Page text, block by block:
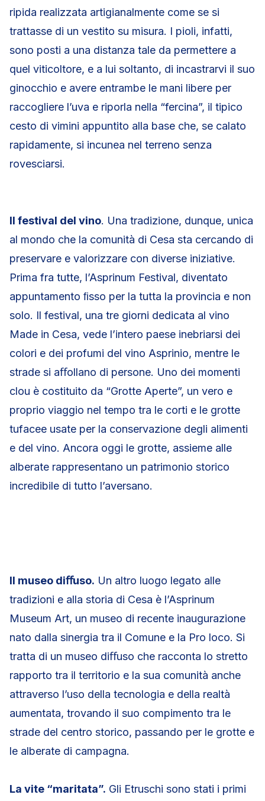
ripida realizzata artigianalmente come se si
trattasse di un vestito su misura. I pioli, infatti,
sono posti a una distanza tale da permettere a
quel viticoltore, e a lui soltanto, di incastrarvi il suo
ginocchio e avere entrambe le mani libere per
raccogliere l’uva e riporla nella “fercina”, il tipico
cesto di vimini appuntito alla base che, se calato
rapidamente, si incunea nel terreno senza
rovesciarsi.
Il festival del vino. Una tradizione, dunque, unica
al mondo che la comunità di Cesa sta cercando di
preservare e valorizzare con diverse iniziative.
Prima fra tutte, l’Asprinum Festival, diventato
appuntamento ﬁsso per la tutta la provincia e non
solo. Il festival, una tre giorni dedicata al vino
Made in Cesa, vede l’intero paese inebriarsi dei
colori e dei profumi del vino Asprinio, mentre le
strade si aﬀollano di persone. Uno dei momenti
clou è costituito da “Grotte Aperte”, un vero e
proprio viaggio nel tempo tra le corti e le grotte
tufacee usate per la conservazione degli alimenti
e del vino. Ancora oggi le grotte, assieme alle
alberate rappresentano un patrimonio storico
incredibile di tutto l’aversano.
Il museo diﬀuso. Un altro luogo legato alle
tradizioni e alla storia di Cesa è l’Asprinum
Museum Art, un museo di recente inaugurazione
nato dalla sinergia tra il Comune e la Pro loco. Si
tratta di un museo diﬀuso che racconta lo stretto
rapporto tra il territorio e la sua comunità anche
attraverso l’uso della tecnologia e della realtà
aumentata, trovando il suo compimento tra le
strade del centro storico, passando per le grotte e
le alberate di campagna.
La vite “maritata”. Gli Etruschi sono stati i primi